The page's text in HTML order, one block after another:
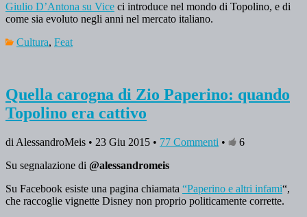
Giulio D’Antona su Vice ci introduce nel mondo di Topolino, e di
come sia evoluto negli anni nel mercato italiano.
Cultura, Feat
Quella carogna di Zio Paperino: quando
Topolino era cattivo
di AlessandroMeis • 23 Giu 2015 • 77 Commenti •
6
Su segnalazione di @alessandromeis
Su Facebook esiste una pagina chiamata “Paperino e altri infami“,
che raccoglie vignette Disney non proprio politicamente corrette.